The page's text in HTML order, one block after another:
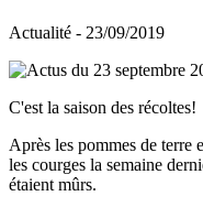
Actualité - 23/09/2019
C'est la saison des récoltes!
Après les pommes de terre
les courges la semaine
étaient mûrs.